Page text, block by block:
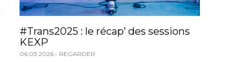
#Trans2025 : le récap’ des sessions
KEXP
06.03.2026 REGARDER